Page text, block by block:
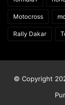
Motocross
Rally Dakar
© Copyright